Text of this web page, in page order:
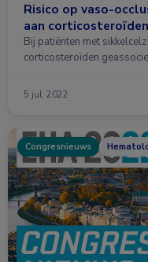
Risico op vaso-
aan corticosteroïden
Bij patiënten met
corticosteroïden
5 jul. 2022
Congresnieuws